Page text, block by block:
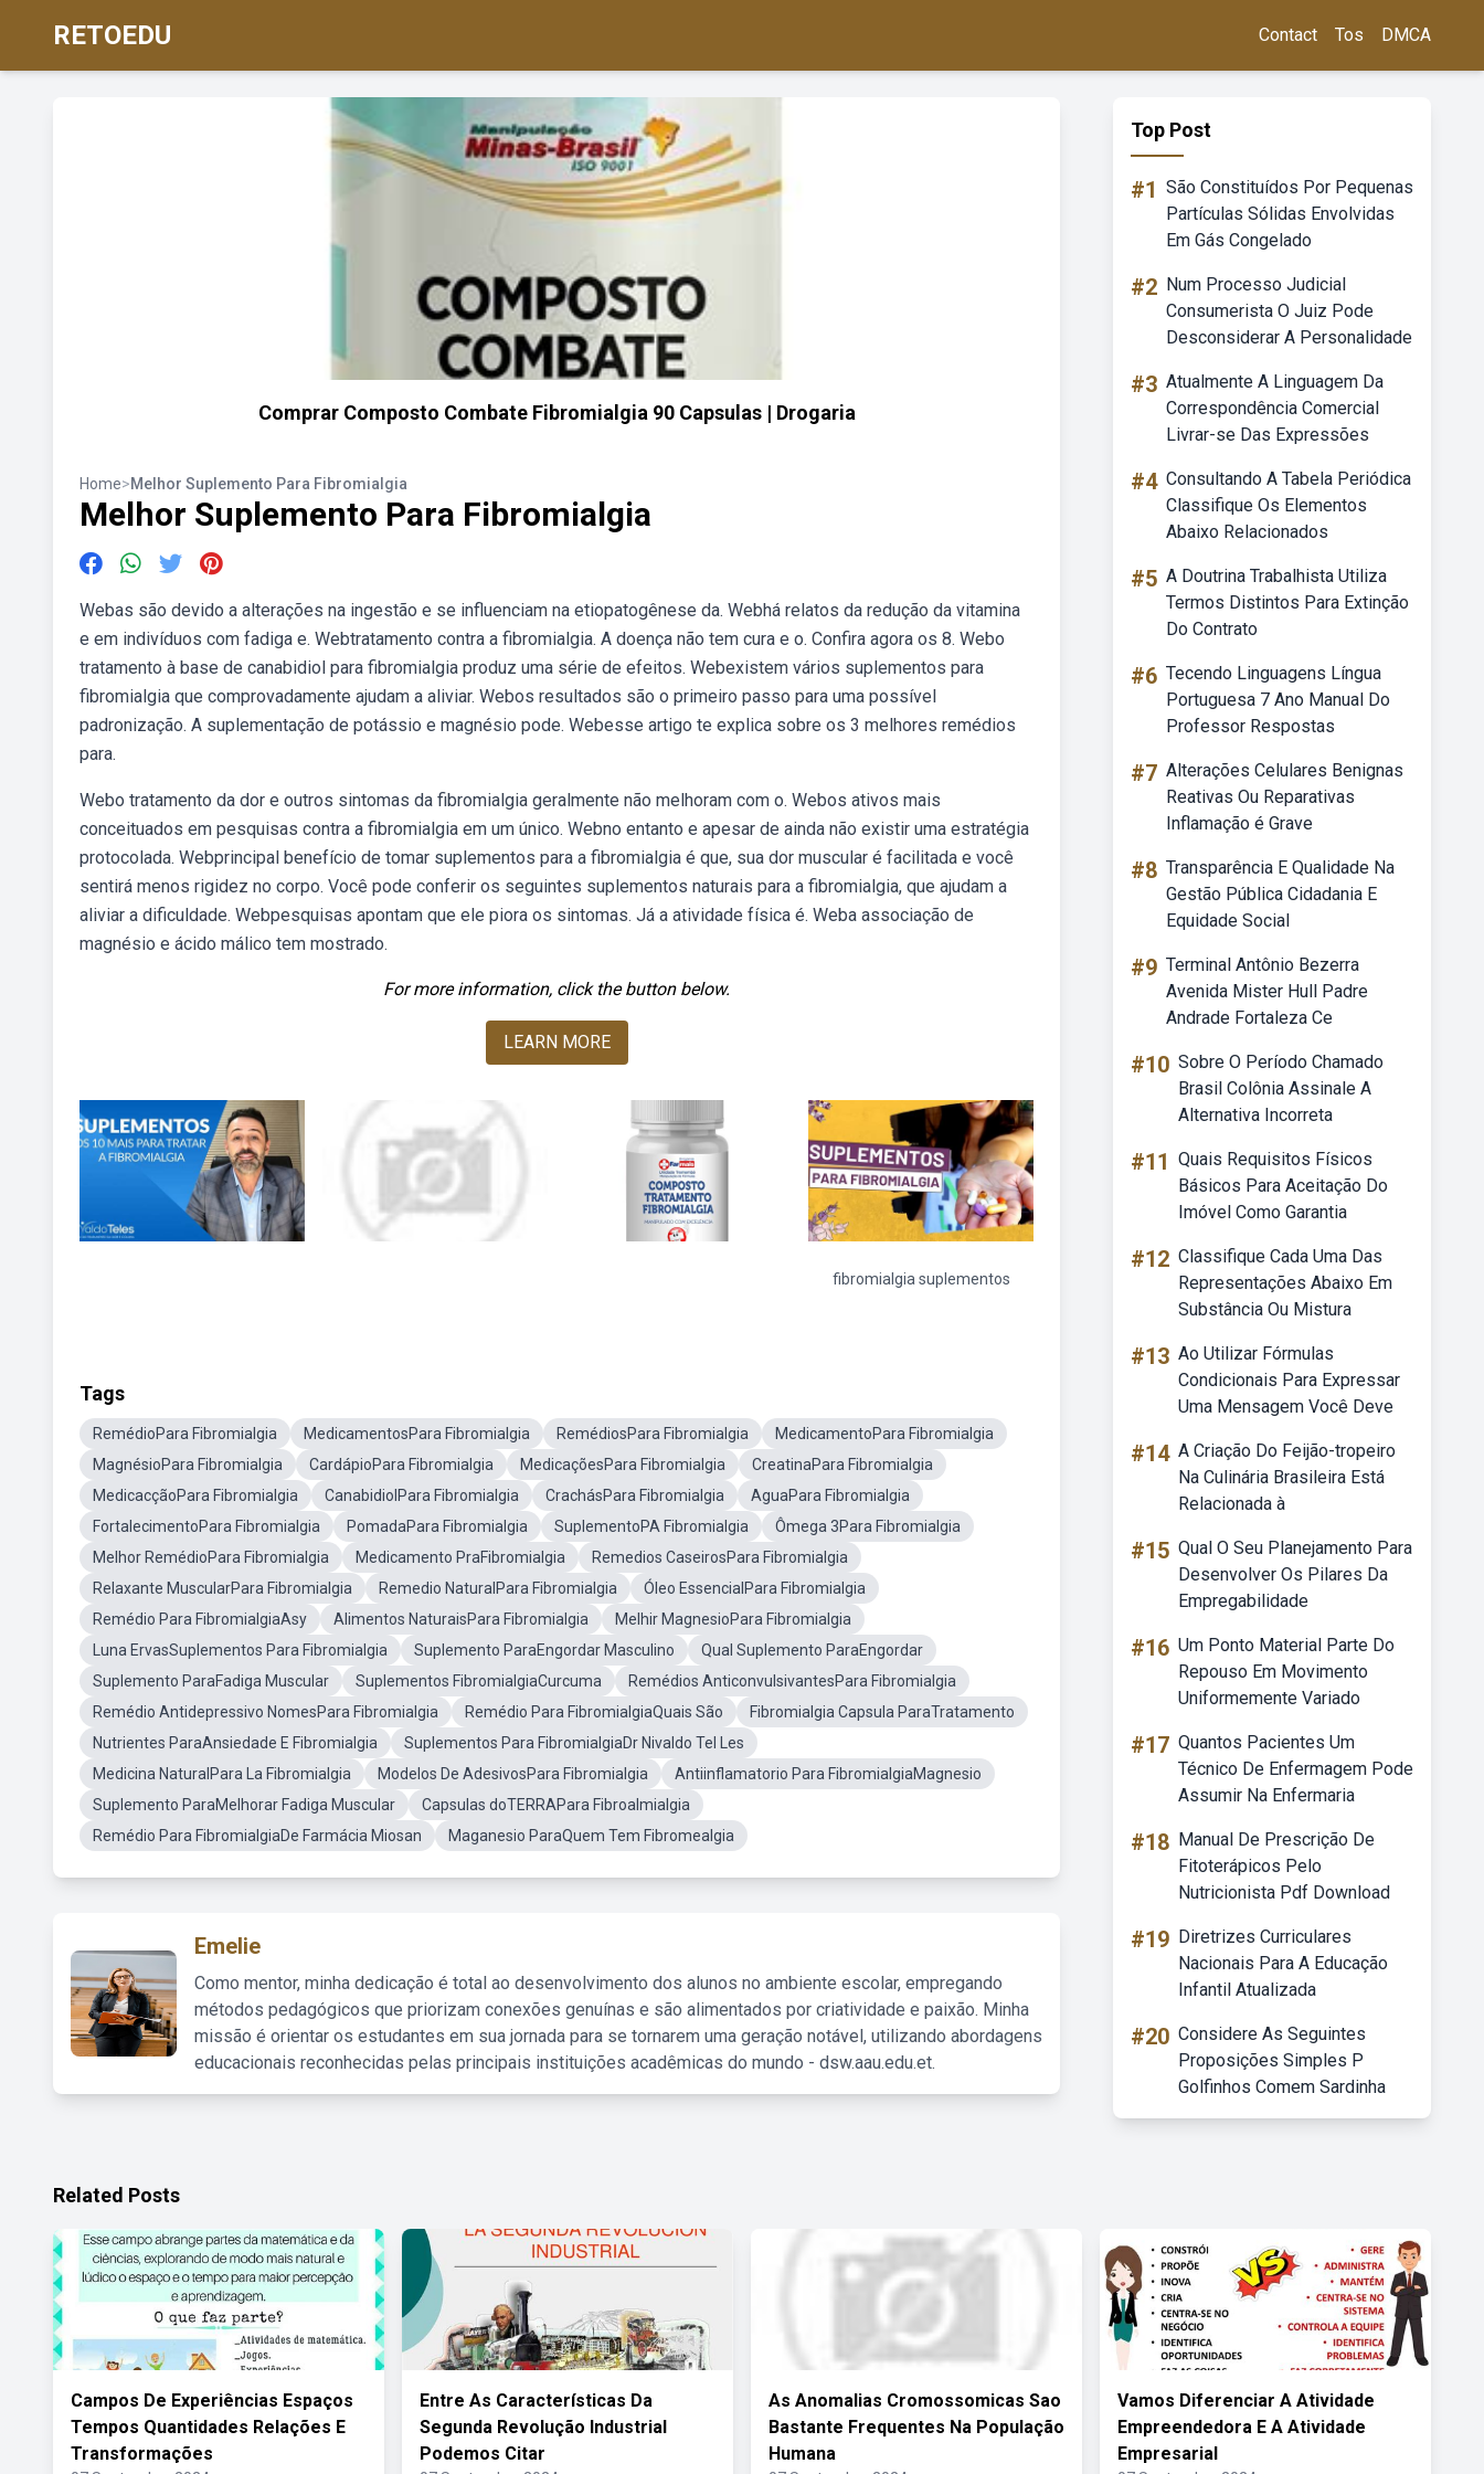
RETOEDU Contact Tos DMCA
Comprar Composto Combate Fibromialgia 90 Capsulas | Drogaria
Home>Melhor Suplemento Para Fibromialgia
Melhor Suplemento Para Fibromialgia
Webas são devido a alterações na ingestão e se influenciam na etiopatogênese da. Webhá relatos da redução da vitamina
e em indivíduos com fadiga e. Webtratamento contra a fibromialgia. A doença não tem cura e o. Confira agora os 8. Webo
tratamento à base de canabidiol para fibromialgia produz uma série de efeitos. Webexistem vários suplementos para
fibromialgia que comprovadamente ajudam a aliviar. Webos resultados são o primeiro passo para uma possível
padronização. A suplementação de potássio e magnésio pode. Webesse artigo te explica sobre os 3 melhores remédios
para.
Webo tratamento da dor e outros sintomas da fibromialgia geralmente não melhoram com o. Webos ativos mais
conceituados em pesquisas contra a fibromialgia em um único. Webno entanto e apesar de ainda não existir uma estratégia
protocolada. Webprincipal benefício de tomar suplementos para a fibromialgia é que, sua dor muscular é facilitada e você
sentirá menos rigidez no corpo. Você pode conferir os seguintes suplementos naturais para a fibromialgia, que ajudam a
aliviar a dificuldade. Webpesquisas apontam que ele piora os sintomas. Já a atividade física é. Weba associação de
magnésio e ácido málico tem mostrado.
For more information, click the button below.
LEARN MORE
fibromialgia suplementos
Tags
RemédioPara Fibromialgia MedicamentosPara Fibromialgia RemédiosPara Fibromialgia
MedicamentoPara Fibromialgia
MagnésioPara Fibromialgia
CardápioPara Fibromialgia MedicaçõesPara Fibromialgia
CreatinaPara Fibromialgia
MedicacçãoPara Fibromialgia
CanabidiolPara Fibromialgia CrachásPara Fibromialgia
AguaPara Fibromialgia
FortalecimentoPara Fibromialgia
PomadaPara Fibromialgia SuplementoPA Fibromialgia
Ômega 3Para Fibromialgia
Melhor RemédioPara Fibromialgia
Medicamento PraFibromialgia
Remedios CaseirosPara Fibromialgia
Relaxante MuscularPara Fibromialgia
Remedio NaturalPara Fibromialgia
Óleo EssencialPara Fibromialgia
Remédio Para FibromialgiaAsy
Alimentos NaturaisPara Fibromialgia
Melhir MagnesioPara Fibromialgia
Luna ErvasSuplementos Para Fibromialgia
Suplemento ParaEngordar Masculino
Qual Suplemento ParaEngordar
Suplemento ParaFadiga Muscular
Suplementos FibromialgiaCurcuma
Remédios AnticonvulsivantesPara Fibromialgia
Remédio Antidepressivo NomesPara Fibromialgia
Remédio Para FibromialgiaQuais São
Fibromialgia Capsula ParaTratamento
Nutrientes ParaAnsiedade E Fibromialgia
Suplementos Para FibromialgiaDr Nivaldo Tel Les
Medicina NaturalPara La Fibromialgia
Modelos De AdesivosPara Fibromialgia
Antiinflamatorio Para FibromialgiaMagnesio
Suplemento ParaMelhorar Fadiga Muscular
Capsulas doTERRAPara Fibroalmialgia
Remédio Para FibromialgiaDe Farmácia Miosan
Maganesio ParaQuem Tem Fibromealgia
Emelie
Como mentor, minha dedicação é total ao desenvolvimento dos alunos no ambiente escolar, empregando
métodos pedagógicos que priorizam conexões genuínas e são alimentados por criatividade e paixão. Minha
missão é orientar os estudantes em sua jornada para se tornarem uma geração notável, utilizando abordagens
educacionais reconhecidas pelas principais instituições acadêmicas do mundo - dsw.aau.edu.et.
Top Post
#1 São Constituídos Por Pequenas
Partículas Sólidas Envolvidas
Em Gás Congelado
#2 Num Processo Judicial
Consumerista O Juiz Pode
Desconsiderar A Personalidade
#3 Atualmente A Linguagem Da
Correspondência Comercial
Livrar-se Das Expressões
#4 Consultando A Tabela Periódica
Classifique Os Elementos
Abaixo Relacionados
#5 A Doutrina Trabalhista Utiliza
Termos Distintos Para Extinção
Do Contrato
#6 Tecendo Linguagens Língua
Portuguesa 7 Ano Manual Do
Professor Respostas
#7 Alterações Celulares Benignas
Reativas Ou Reparativas
Inflamação é Grave
#8 Transparência E Qualidade Na
Gestão Pública Cidadania E
Equidade Social
#9 Terminal Antônio Bezerra
Avenida Mister Hull Padre
Andrade Fortaleza Ce
#10 Sobre O Período Chamado
Brasil Colônia Assinale A
Alternativa Incorreta
#11 Quais Requisitos Físicos
Básicos Para Aceitação Do
Imóvel Como Garantia
#12 Classifique Cada Uma Das
Representações Abaixo Em
Substância Ou Mistura
#13 Ao Utilizar Fórmulas
Condicionais Para Expressar
Uma Mensagem Você Deve
#14 A Criação Do Feijão-tropeiro
Na Culinária Brasileira Está
Relacionada à
#15 Qual O Seu Planejamento Para
Desenvolver Os Pilares Da
Empregabilidade
#16 Um Ponto Material Parte Do
Repouso Em Movimento
Uniformemente Variado
#17 Quantos Pacientes Um
Técnico De Enfermagem Pode
Assumir Na Enfermaria
#18 Manual De Prescrição De
Fitoterápicos Pelo
Nutricionista Pdf Download
#19 Diretrizes Curriculares
Nacionais Para A Educação
Infantil Atualizada
#20 Considere As Seguintes
Proposições Simples P
Golfinhos Comem Sardinha
Related Posts
Campos De Experiências Espaços
Tempos Quantidades Relações E
Transformações
Entre As Características Da
Segunda Revolução Industrial
Podemos Citar
As Anomalias Cromossomicas Sao
Bastante Frequentes Na População
Humana
Vamos Diferenciar A Atividade
Empreendedora E A Atividade
Empresarial